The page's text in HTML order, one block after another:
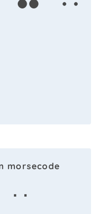
morsecode
· ·